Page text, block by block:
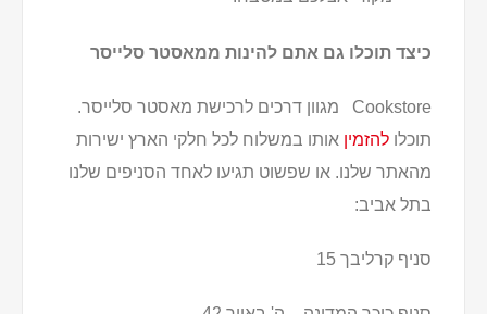
כיצד תוכלו גם אתם להינות ממאסטר סלייסר
Cookstore מגוון דרכים לרכישת מאסטר סלייסר.
תוכלו להזמין אותו במשלוח לכל חלקי הארץ ישירות
מהאתר שלנו. או שפשוט תגיעו לאחד הסניפים שלנו
בתל אביב:
סניף קרליבך 15